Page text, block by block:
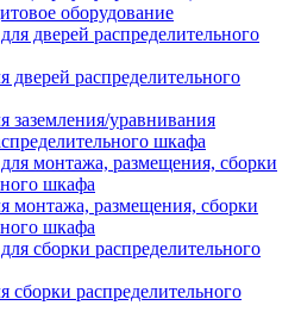
оборудование
дверей распределительного
заземления/уравнивания
шкафа
монтажа, размещения, сборки
шкафа
сборки распределительного